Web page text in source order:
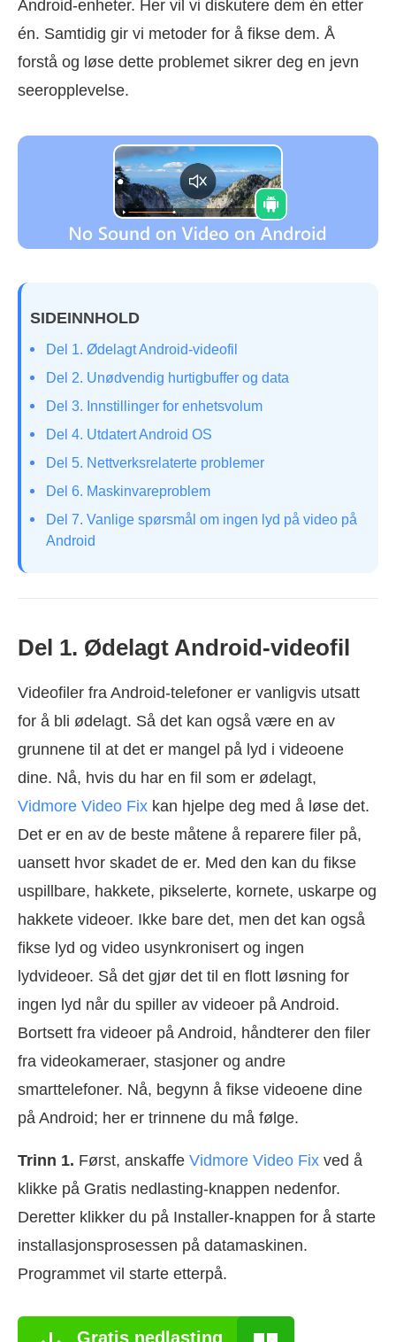
Android-enheter. Her vil vi diskutere dem én etter
én. Samtidig gir vi metoder for å fikse dem. Å
forstå og løse dette problemet sikrer deg en jevn
seeropplevelse.
SIDEINNHOLD
Del 1. Ødelagt Android-videofil
Del 2. Unødvendig hurtigbuffer og data
Del 3. Innstillinger for enhetsvolum
Del 4. Utdatert Android OS
Del 5. Nettverksrelaterte problemer
Del 6. Maskinvareproblem
Del 7. Vanlige spørsmål om ingen lyd på video på
Android
Del 1. Ødelagt Android-videofil
Videofiler fra Android-telefoner er vanligvis utsatt
for å bli ødelagt. Så det kan også være en av
grunnene til at det er mangel på lyd i videoene
dine. Nå, hvis du har en fil som er ødelagt,
Vidmore Video Fix kan hjelpe deg med å løse det.
Det er en av de beste måtene å reparere filer på,
uansett hvor skadet de er. Med den kan du fikse
uspillbare, hakkete, pikselerte, kornete, uskarpe og
hakkete videoer. Ikke bare det, men det kan også
fikse lyd og video usynkronisert og ingen
lydvideoer. Så det gjør det til en flott løsning for
ingen lyd når du spiller av videoer på Android.
Bortsett fra videoer på Android, håndterer den filer
fra videokameraer, stasjoner og andre
smarttelefoner. Nå, begynn å fikse videoene dine
på Android; her er trinnene du må følge.
Trinn 1. Først, anskaffe Vidmore Video Fix ved å
klikke på Gratis nedlasting-knappen nedenfor.
Deretter klikker du på Installer-knappen for å starte
installasjonsprosessen på datamaskinen.
Programmet vil starte etterpå.
Gratis nedlasting